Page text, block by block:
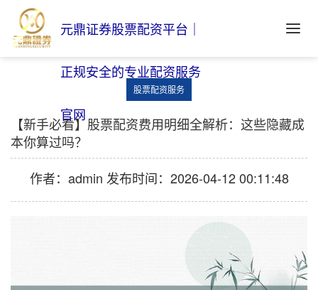
元鼎证券股票配资平台｜
正规安全的专业配资服务
官网
股票配资服务
【新手必看】股票配资费用明细全解析：这些隐藏成
本你算过吗？
作者：admin 发布时间：2026-04-12 00:11:48